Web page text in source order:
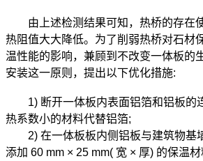
由上述检测结果可知，热桥的存在
热阻值大大降低。为了削弱热桥对石材
温性能的影响，兼顾到不改变一体板的
安装这一原则，提出以下优化措施:
1) 断开一体板内表面铝箔和铝板的
热系数小的材料代替铝箔;
2) 在一体板板内侧铝板与建筑物基
添加 60 mm × 25 mm( 宽 × 厚) 的保温